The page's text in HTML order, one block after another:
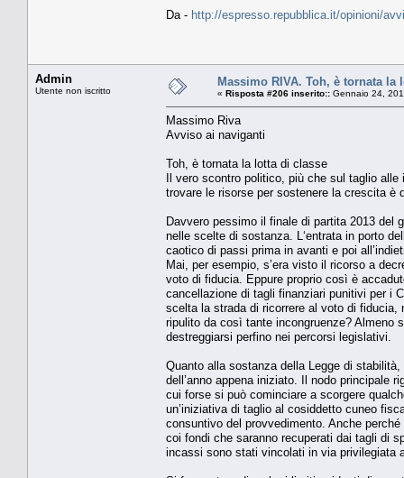
Da - http://espresso.repubblica.it/opinioni/
Admin
Utente non iscritto
Massimo RIVA. Toh, è tornata la
« Risposta #206 inserito:: Gennaio 24,
Massimo Riva
Avviso ai naviganti
Toh, è tornata la lotta di classe
Il vero scontro politico, più che sul taglio
trovare le risorse per sostenere la crescita è
Davvero pessimo il finale di partita 2013 del
nelle scelte di sostanza. L‘entrata in porto
caotico di passi prima in avanti e poi
Mai, per esempio, s’era visto il ricorso a
voto di fiducia. Eppure proprio così è
cancellazione di tagli finanziari punitivi per i
scelta la strada di ricorrere al voto di fiducia,
ripulito da così tante incongruenze? Almeno
destreggiarsi perfino nei percorsi legislativi.
Quanto alla sostanza della Legge di
dell’anno appena iniziato. Il nodo principale
cui forse si può cominciare a scorgere
un’iniziativa di taglio al cosiddetto cuneo
consuntivo del provvedimento. Anche
coi fondi che saranno recuperati dai tagli di
incassi sono stati vincolati in via privilegiata